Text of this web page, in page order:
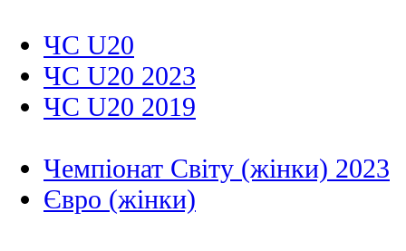
ЧС U20
ЧС U20 2023
ЧС U20 2019
Чемпіонат Світу (жінки) 2023
Євро (жінки)